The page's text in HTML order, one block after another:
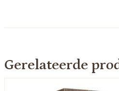
Gerelateerde